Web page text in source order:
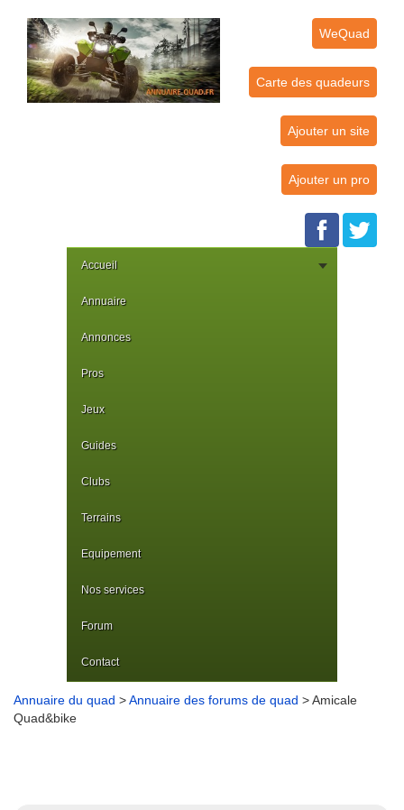
WeQuad
Carte des quadeurs
Ajouter un site
Ajouter un pro
Accueil
Annuaire
Annonces
Pros
Jeux
Guides
Clubs
Terrains
Equipement
Nos services
Forum
Contact
Annuaire du quad >Annuaire des forums de quad > Amicale
Quad&bike